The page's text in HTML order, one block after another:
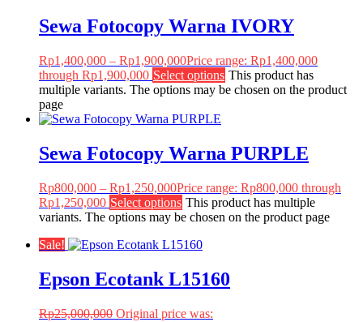
Sewa Fotocopy Warna IVORY
Rp1,400,000 – Rp1,900,000Price range: Rp1,400,000
through Rp1,900,000 Select options This product has
multiple variants. The options may be chosen on the product
page
Sewa Fotocopy Warna PURPLE
Rp800,000 – Rp1,250,000Price range: Rp800,000 through
Rp1,250,000 Select options This product has multiple
variants. The options may be chosen on the product page
Sale!
Epson Ecotank L15160
Rp25,000,000 Original price was: